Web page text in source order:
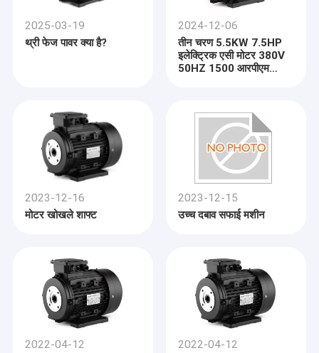
2025-03-19
थ्री फेज पावर क्या है?
2024-12-06
तीन चरण 5.5KW 7.5HP
इलेक्ट्रिक एसी मोटर 380V
50HZ 1500 आरपीएम
2023-12-16
मोटर खोखले शाफ्ट
2023-12-15
उच्च दबाव सफाई मशीन
2022-04-12
2022-04-12